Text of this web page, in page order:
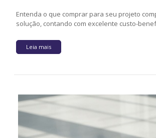
Entenda o que comprar para seu projeto
solução, contando com excelente custo-
Leia mais